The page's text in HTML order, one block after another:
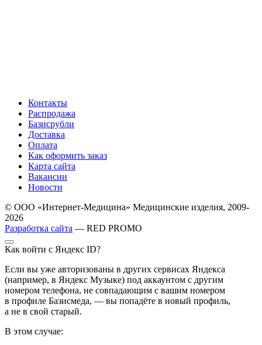
Контакты
Распродажа
Базисрубли
Доставка
Оплата
Как оформить заказ
Карта сайта
Вакансии
Новости
© ООО «Интернет-Медицина» Медицинские изделия, 2009-
2026
Разработка сайта — RED PROMO
Как войти с Яндекс ID?
Если вы уже авторизованы в других сервисах Яндекса
(например, в Яндекс Музыке) под аккаунтом с другим
номером телефона, не совпадающим с вашим номером
в профиле Базисмеда, — вы попадёте в новый профиль,
а не в свой старый.
В этом случае: